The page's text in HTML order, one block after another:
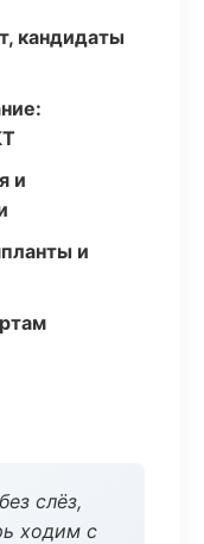
кандидаты
и
и
слёз,
ходим с